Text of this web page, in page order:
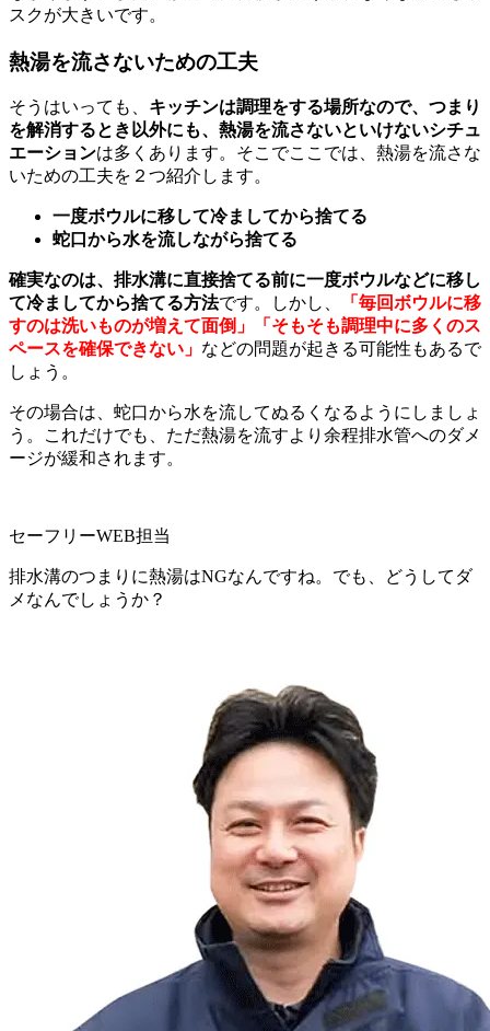
スクが大きいです。
熱湯を流さないための工夫
そうはいっても、 キッチンは調理をする場所なので、つまり
を解消するとき以外にも、熱湯を流さないといけないシチュ
エーションは多くあります。そこでここでは、熱湯を流さな
いための工夫を２つ紹介します。
一度ボウルに移して冷ましてから捨てる
蛇口から水を流しながら捨てる
確実なのは、排水溝に直接捨てる前に一度ボウルなどに移し
て冷ましてから捨てる方法です。しかし、
「毎回ボウルに移
すのは洗いものが増えて面倒」「そもそも調理中に多くのス
ペースを確保できない」 などの問題が起きる可能性もあるで
しょう。
その場合は、蛇口から水を流してぬるくなるようにしましょ
う。これだけでも、ただ熱湯を流すより余程排水管へのダメ
ージが緩和されます。
セーフリーWEB担当
排水溝のつまりに熱湯はNGなんですね。でも、どうしてダ
メなんでしょうか？